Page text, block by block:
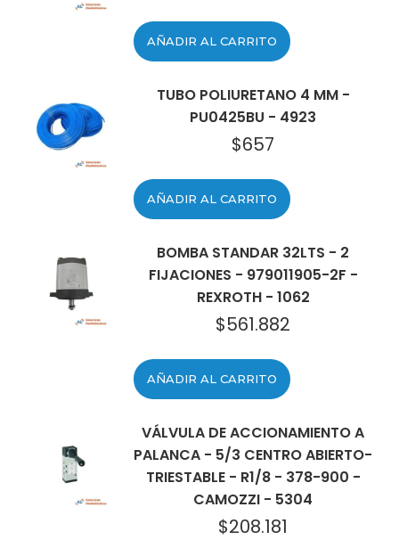
AÑADIR AL CARRITO
TUBO POLIURETANO 4 MM -
PU0425BU - 4923
$657
AÑADIR AL CARRITO
BOMBA STANDAR 32LTS - 2
FIJACIONES - 979011905-2F -
REXROTH - 1062
$561.882
AÑADIR AL CARRITO
VÁLVULA DE ACCIONAMIENTO A
PALANCA - 5/3 CENTRO ABIERTO-
TRIESTABLE - R1/8 - 378-900 -
CAMOZZI - 5304
$208.181